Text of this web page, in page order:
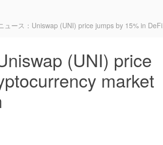
ュース：Uniswap (UNI) price jumps by 15% in
(UNI) price
market